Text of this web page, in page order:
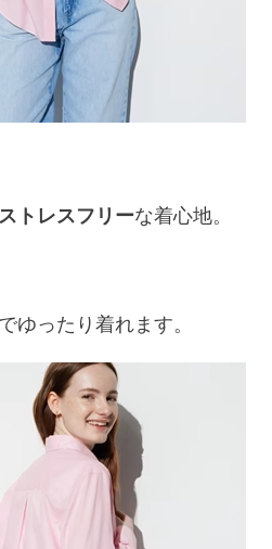
ストレスフリーな着心地。
でゆったり着れます。